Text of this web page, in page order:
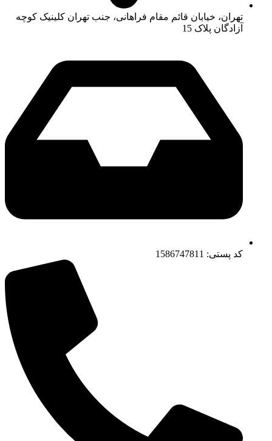
تهران، خیابان قائم مقام فراهانی، جنب تهران کلینیک کوچه
آزادگان پلاک 15
کد پستی: 1586747811